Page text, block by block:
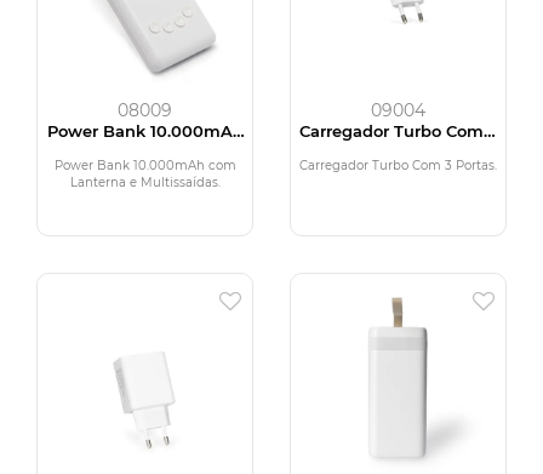
08009
Power Bank 10.000mAh
Multissaídas
Power Bank 10.000mAh com
Lanterna e Multissaídas.
09004
Carregador Turbo Com 3
Carregador Turbo Com 3 Portas.